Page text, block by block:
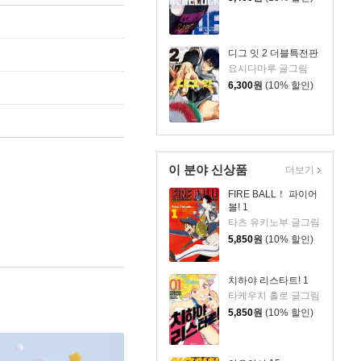
디그 잇 2 더블특전판
요시다마루 글그림
6,300원 (10% 할인)
이 분야 신상품
FIRE BALL！ 파이어
볼! 1
타츠 유키노부 글그림
5,850원 (10% 할인)
치하야 리스타트! 1
타케우치 홀로 글그림
5,850원 (10% 할인)
더보기